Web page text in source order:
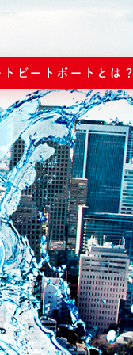
トビートボートとは？